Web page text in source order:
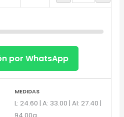
de tu logotipo.
Previa con IA
por WhatsApp
MEDIDAS
L: 24.60 | A: 33.00 | Al: 27.40 |
94.00g